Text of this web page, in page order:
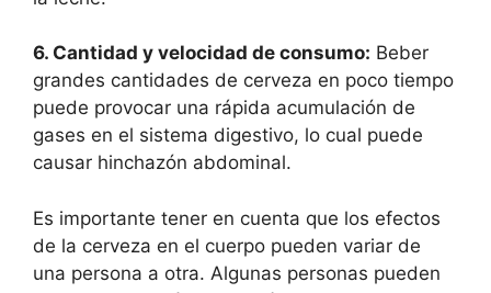
6. Cantidad y velocidad de consumo: Beber
grandes cantidades de cerveza en poco tiempo
puede provocar una rápida acumulación de
gases en el sistema digestivo, lo cual puede
causar hinchazón abdominal.
Es importante tener en cuenta que los efectos
de la cerveza en el cuerpo pueden variar de
una persona a otra. Algunas personas pueden